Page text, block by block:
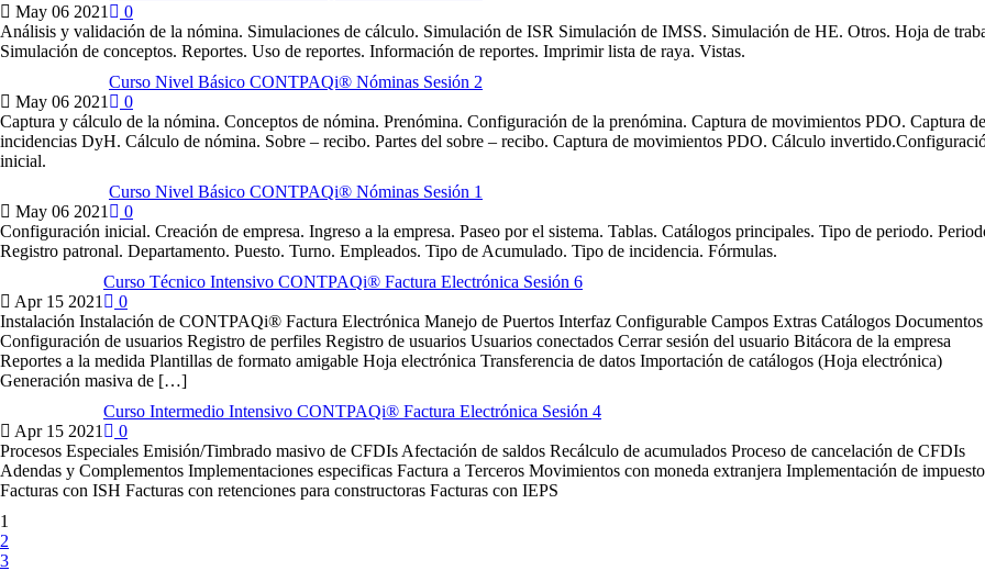
May 06 2021
0
Análisis y validación de la nómina. Simulaciones de cálculo. Simulación de ISR Simulación de IMSS. Simulación de HE. Otros. Hoja de
Simulación de conceptos. Reportes. Uso de reportes. Información de reportes. Imprimir lista de raya. Vistas.
May 06 2021
Curso Nivel Básico CONTPAQi® Nóminas Sesión 2
0
Captura y cálculo de la nómina. Conceptos de nómina. Prenómina. Configuración de la prenómina. Captura de movimientos PDO. Captura de
incidencias DyH. Cálculo de nómina. Sobre – recibo. Partes del sobre – recibo. Captura de movimientos PDO. Cálculo
inicial.
May 06 2021
Curso Nivel Básico CONTPAQi® Nóminas Sesión 1
0
Configuración inicial. Creación de empresa. Ingreso a la empresa. Paseo por el sistema. Tablas. Catálogos principales. Tipo de periodo.
Registro patronal. Departamento. Puesto. Turno. Empleados. Tipo de Acumulado. Tipo de incidencia. Fórmulas.
Apr 15 2021
Curso Técnico Intensivo CONTPAQi® Factura Electrónica Sesión 6
0
Instalación Instalación de CONTPAQi® Factura Electrónica Manejo de Puertos Interfaz Configurable Campos Extras Catálogos Documentos
Configuración de usuarios Registro de perfiles Registro de usuarios Usuarios conectados Cerrar sesión del usuario Bitácora de la empresa
Reportes a la medida Plantillas de formato amigable Hoja electrónica Transferencia de datos Importación de catálogos (Hoja electrónica)
Generación masiva de […]
Apr 15 2021
Curso Intermedio Intensivo CONTPAQi® Factura Electrónica Sesión 4
0
Procesos Especiales Emisión/Timbrado masivo de CFDIs Afectación de saldos Recálculo de acumulados Proceso de cancelación de CFDIs
Adendas y Complementos Implementaciones especificas Factura a Terceros Movimientos con moneda extranjera Implementación de
Facturas con ISH Facturas con retenciones para constructoras Facturas con IEPS
1
2
3